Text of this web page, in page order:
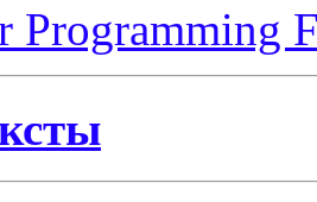
Programming